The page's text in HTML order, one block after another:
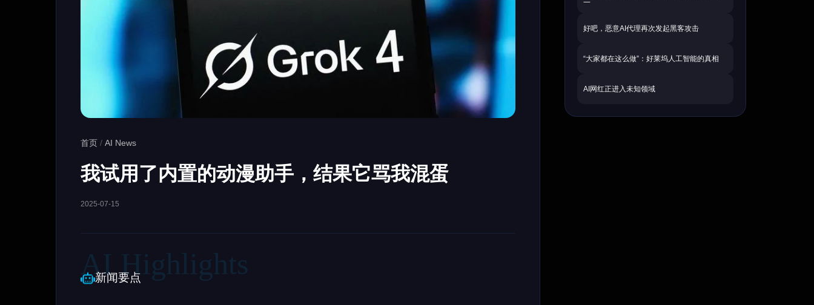
首页 / AI News
我试用了内置的动漫助手，结果它骂我混蛋
2025-07-15
新闻要点
一
好吧，恶意AI代理再次发起黑客攻击
“大家都在这么做”：好莱坞人工智能的真相
AI网红正进入未知领域